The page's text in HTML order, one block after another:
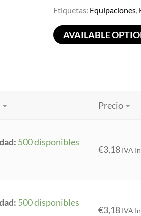
Etiquetas: Equipaciones
AVAILABLE
Precio
500 disponibles
€3,18 IVA
500 disponibles
€3,18 IVA